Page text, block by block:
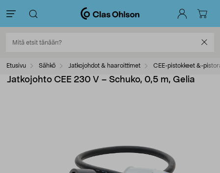
Etusivu Sähkö Jatkojohdot & haaroittimet CEE-pistokkeet &-
Jatkojohto CEE 230 V – Schuko, 0,5 m, Gelia